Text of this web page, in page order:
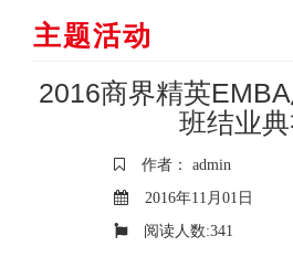
主题活动
2016商界精英
班结业
作者： admin
2016年11月01日
阅读人数:341